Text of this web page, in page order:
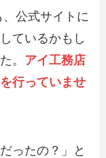
、公式サイトに
ているかもし
。 アイ工務店
行っていませ
ったの？」と